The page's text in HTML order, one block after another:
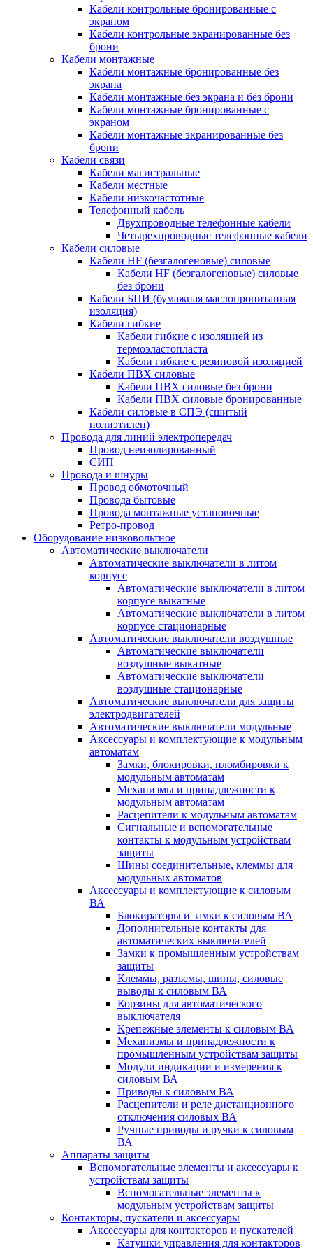
Кабели контрольные бронированные с
экраном
Кабели контрольные экранированные без
брони
Кабели монтажные
Кабели монтажные бронированные без
экрана
Кабели монтажные без экрана и без брони
Кабели монтажные бронированные с
экраном
Кабели монтажные экранированные без
брони
Кабели связи
Кабели магистральные
Кабели местные
Кабели низкочастотные
Телефонный кабель
Двухпроводные телефонные кабели
Четырехпроводные телефонные кабели
Кабели силовые
Кабели HF (безгалогеновые) силовые
Кабели HF (безгалогеновые) силовые
без брони
Кабели БПИ (бумажная маслопропитанная
изоляция)
Кабели гибкие
Кабели гибкие с изоляцией из
термоэластопласта
Кабели гибкие с резиновой изоляцией
Кабели ПВХ силовые
Кабели ПВХ силовые без брони
Кабели ПВХ силовые бронированные
Кабели силовые в СПЭ (сшитый
полиэтилен)
Провода для линий электропередач
Провод неизолированный
СИП
Провода и шнуры
Провод обмоточный
Провода бытовые
Провода монтажные установочные
Ретро-провод
Оборудование низковольтное
Автоматические выключатели
Автоматические выключатели в литом
корпусе
Автоматические выключатели в литом
корпусе выкатные
Автоматические выключатели в литом
корпусе стационарные
Автоматические выключатели воздушные
Автоматические выключатели
воздушные выкатные
Автоматические выключатели
воздушные стационарные
Автоматические выключатели для защиты
электродвигателей
Автоматические выключатели модульные
Аксессуары и комплектующие к модульным
автоматам
Замки, блокировки, пломбировки к
модульным автоматам
Механизмы и принадлежности к
модульным автоматам
Расцепители к модульным автоматам
Сигнальные и вспомогательные
контакты к модульным устройствам
защиты
Шины соединительные, клеммы для
модульных автоматов
Аксессуары и комплектующие к силовым
ВА
Блокираторы и замки к силовым ВА
Дополнительные контакты для
автоматических выключателей
Замки к промышленным устройствам
защиты
Клеммы, разъемы, шины, силовые
выводы к силовым ВА
Корзины для автоматического
выключателя
Крепежные элементы к силовым ВА
Механизмы и принадлежности к
промышленным устройствам защиты
Модули индикации и измерения к
силовым ВА
Приводы к силовым ВА
Расцепители и реле дистанционного
отключения силовых ВА
Ручные приводы и ручки к силовым
ВА
Аппараты защиты
Вспомогательные элементы и аксессуары к
устройствам защиты
Вспомогательные элементы к
модульным устройствам защиты
Контакторы, пускатели и аксессуары
Аксессуары для контакторов и пускателей
Катушки управления для контакторов